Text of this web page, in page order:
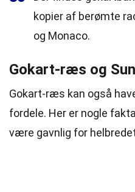
kopier af berømte
og Monaco.
Gokart-ræs og
Gokart-ræs kan også
fordele. Her er nogle
være gavnlig for